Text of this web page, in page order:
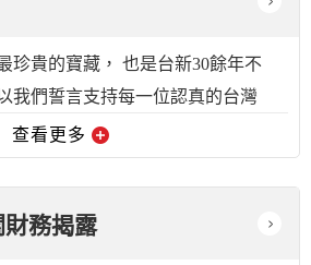
珍貴的寶藏， 也是台新30餘年不
我們誓言支持每一位認真的台灣
續，並成為循環。
查看更多
務揭露